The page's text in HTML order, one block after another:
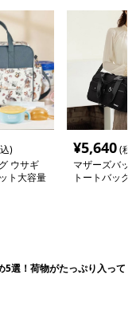
)
ウサギ
ト大容量
¥5,640(税
マザーズバッ
トートバッグ
5選！荷物がたっぷり入って